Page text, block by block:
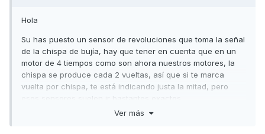
Hola
Su has puesto un sensor de revoluciones que toma la señal
de la chispa de bujía, hay que tener en cuenta que en un
motor de 4 tiempos como son ahora nuestros motores, la
chispa se produce cada 2 vueltas, así que si te marca
vuelta por chispa, te está indicando justa la mitad, pero
esos sensores suelen ir bastantes exactos.
Por otra parte, lo que comentas de las diferencias que
Ver más